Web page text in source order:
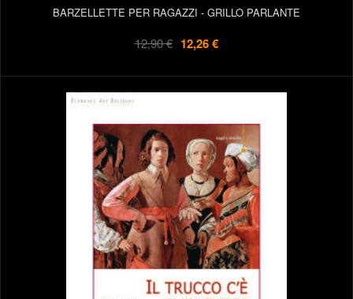
BARZELLETTE PER RAGAZZI - GRILLO PARLANTE
12,90 € 12,26 €